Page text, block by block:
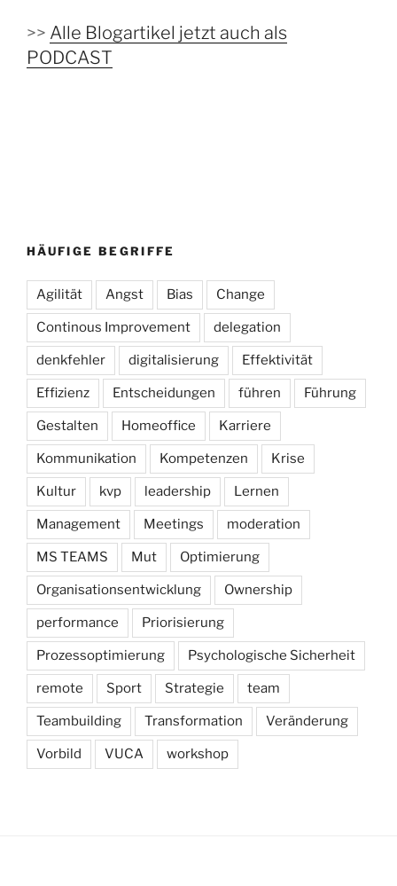
>> Alle Blogartikel jetzt auch als
PODCAST
HÄUFIGE BEGRIFFE
Agilität Angst Bias Change
Continous Improvement delegation
denkfehler digitalisierung Effektivität
Effizienz Entscheidungen führen Führung
Gestalten Homeoffice Karriere
Kommunikation Kompetenzen Krise
Kultur kvp leadership Lernen
Management Meetings moderation
MS TEAMS Mut Optimierung
Organisationsentwicklung Ownership
performance Priorisierung
Prozessoptimierung Psychologische Sicherheit
remote Sport Strategie team
Teambuilding Transformation Veränderung
Vorbild VUCA workshop